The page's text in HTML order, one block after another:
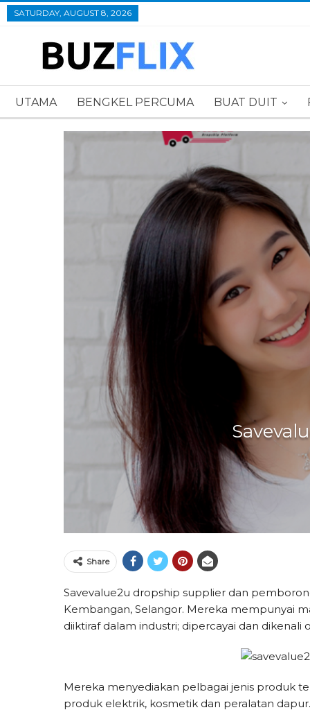
SATURDAY, AUGUST 8, 2026
UTAMA BENGKEL PERCUMA BUAT DUIT
Share
Savevalue2u dropship supplier dan
Kembangan, Selangor. Mereka mempunyai
diiktiraf dalam industri; dipercayai dan dikenali
Mereka menyediakan pelbagai jenis produk
produk elektrik, kosmetik dan peralatan dapur.